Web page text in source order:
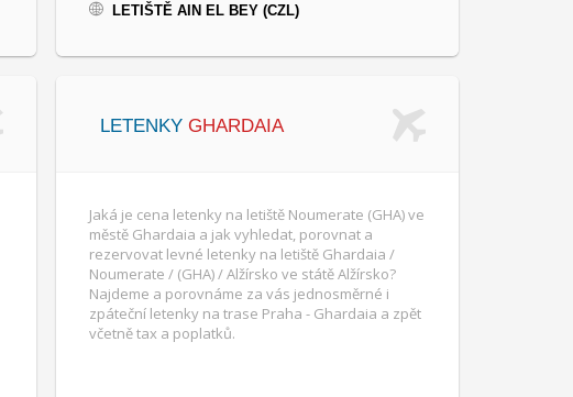
LETIŠTĚ AIN EL BEY (CZL)
LETENKY GHARDAIA
Jaká je cena letenky na letiště Noumerate (GHA) ve
městě Ghardaia a jak vyhledat, porovnat a
rezervovat levné letenky na letiště Ghardaia /
Noumerate / (GHA) / Alžírsko ve státě Alžírsko?
Najdeme a porovnáme za vás jednosměrné i
zpáteční letenky na trase Praha - Ghardaia a zpět
včetně tax a poplatků.